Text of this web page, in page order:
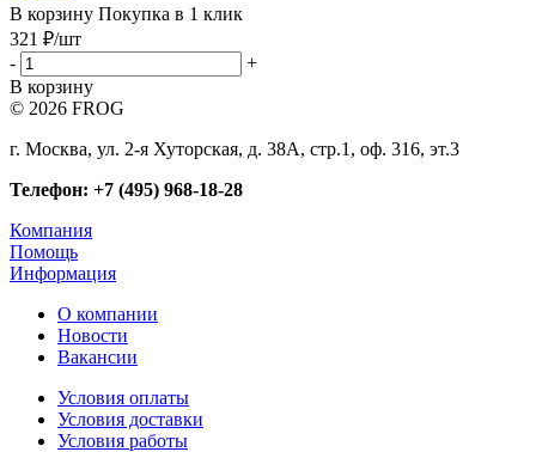
В корзину Покупка в 1 клик
321 ₽/шт
-
+
В корзину
© 2026 FROG
г. Москва, ул. 2-я Хуторская, д. 38А, стр.1, оф. 316, эт.3
Телефон: +7 (495) 968-18-28
Компания
Помощь
Информация
О компании
Новости
Вакансии
Условия оплаты
Условия доставки
Условия работы